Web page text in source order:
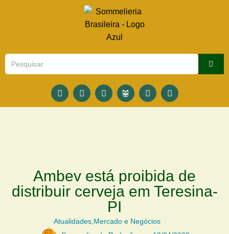
Ambev está proibida de
distribuir cerveja em Teresina-
PI
Atualidades, Mercado e Negócios